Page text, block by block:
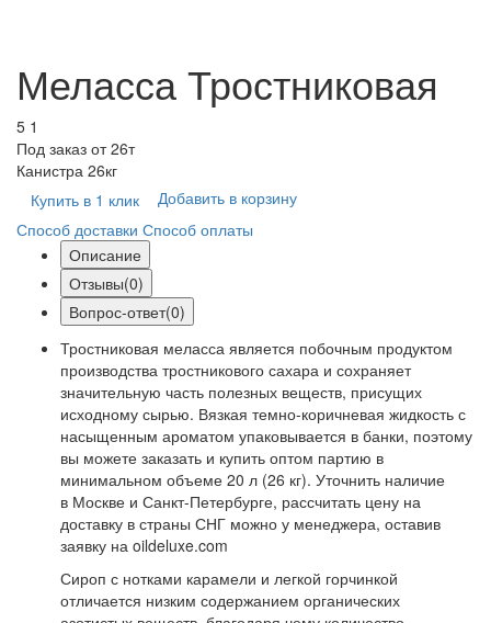
Меласса Тростниковая
5 1
Под заказ от 26т
Канистра 26кг
Купить в 1 клик
Добавить в корзину
Способ доставки Способ оплаты
Описание
Отзывы(0)
Вопрос-ответ(0)
Тростниковая меласса является побочным продуктом
производства тростникового сахара и сохраняет
значительную часть полезных веществ, присущих
исходному сырью. Вязкая темно-коричневая жидкость с
насыщенным ароматом упаковывается в банки, поэтому
вы можете заказать и купить оптом партию в
минимальном объеме 20 л (26 кг). Уточнить наличие
в Москве и Санкт-Петербурге, рассчитать цену на
доставку в страны СНГ можно у менеджера, оставив
заявку на oildeluxe.com
Сироп с нотками карамели и легкой горчинкой
отличается низким содержанием органических